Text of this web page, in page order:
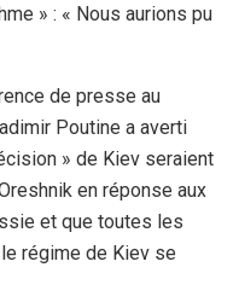
» : « Nous aurions pu
de presse au
Poutine a averti
» de Kiev seraient
en réponse aux
et que toutes les
régime de Kiev se